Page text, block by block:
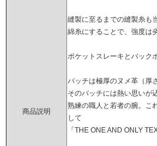
商品説明
縫製に至るまでの縫製糸も
綿糸にすることで、強度は
ポケットスレーキとバック
パッチは極厚のヌメ革（厚
そのパッチには熱い思いが
熟練の職人と若者の腕。こ
して
「THE ONE AND ONLY